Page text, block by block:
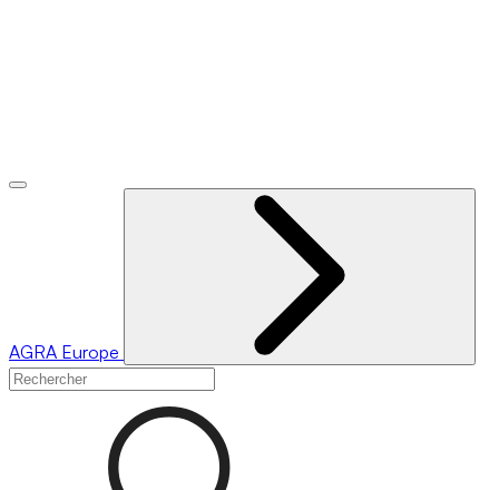
AGRA Europe